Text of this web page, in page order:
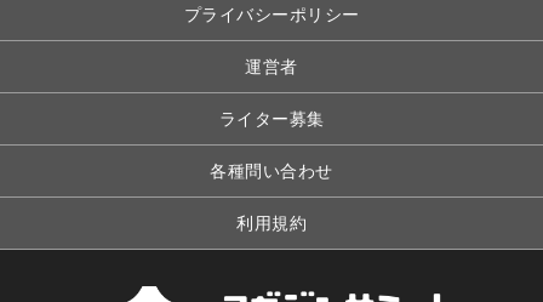
プライバシーポリシー
運営者
ライター募集
各種問い合わせ
利用規約